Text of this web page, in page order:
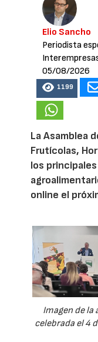
Elio Sancho
Periodista
05/08/2026
1199
La Asamblea
Frutícolas,
los
online el
Imagen de la
celebrada el 4